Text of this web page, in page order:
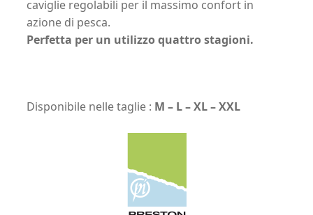
caviglie regolabili per il massimo confort in
azione di pesca.
Perfetta per un utilizzo quattro stagioni.
Disponibile nelle taglie : M – L – XL – XXL